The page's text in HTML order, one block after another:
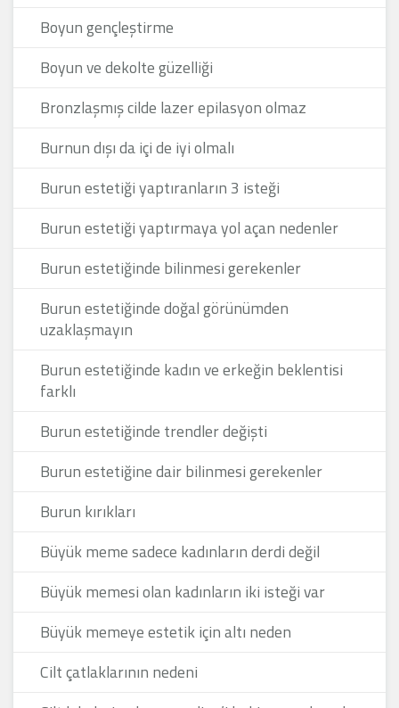
Boyun gençleştirme
Boyun ve dekolte güzelliği
Bronzlaşmış cilde lazer epilasyon olmaz
Burnun dışı da içi de iyi olmalı
Burun estetiği yaptıranların 3 isteği
Burun estetiği yaptırmaya yol açan nedenler
Burun estetiğinde bilinmesi gerekenler
Burun estetiğinde doğal görünümden
uzaklaşmayın
Burun estetiğinde kadın ve erkeğin beklentisi
farklı
Burun estetiğinde trendler değişti
Burun estetiğine dair bilinmesi gerekenler
Burun kırıkları
Büyük meme sadece kadınların derdi değil
Büyük memesi olan kadınların iki isteği var
Büyük memeye estetik için altı neden
Cilt çatlaklarının nedeni